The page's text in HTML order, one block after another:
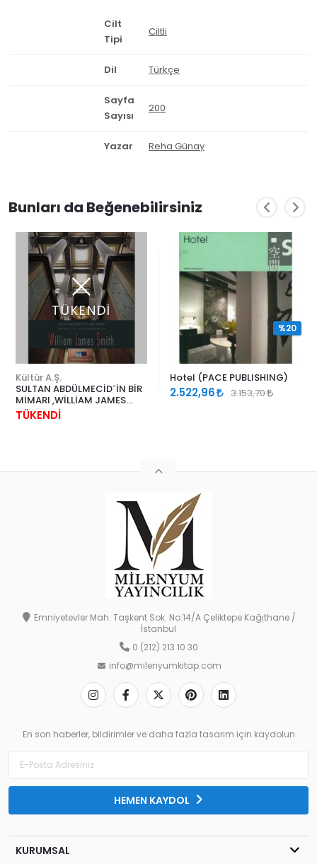
Cilt
Tipi
Ciltli
Dil Türkçe
Sayfa
Sayısı
200
Yazar Reha Günay
Bunları da Beğenebilirsiniz
TÜKENDİ
Kültür A.Ş.
SULTAN ABDÜLMECİD´İN BİR
MİMARI ,WİLLİAM JAMES
SMİTH
TÜKENDİ
Hotel (PACE PUBLISHING)
2.522,96 3.153,70
%20
Emniyetevler Mah. Taşkent Sok. No:14/A Çeliktepe Kağıthane /
İstanbul
0 (212) 213 10 30
info@milenyumkitap.com
En son haberler, bildirimler ve daha fazla tasarım için kaydolun
HEMEN KAYDOL
KURUMSAL